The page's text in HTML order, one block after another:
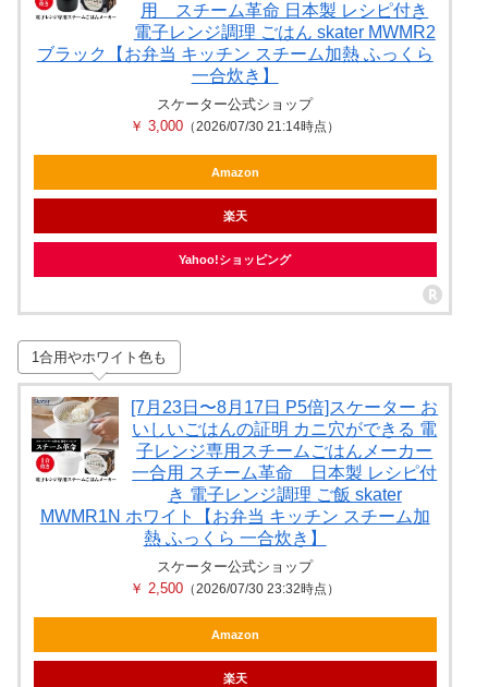
用 スチーム革命 日本製 レシピ付き
電子レンジ調理 ごはん skater MWMR2
ブラック【お弁当 キッチン スチーム加熱 ふっくら
一合炊き】
スケーター公式ショップ
￥ 3,000 （2026/07/30 21:14時点）
Amazon
楽天
Yahoo!ショッピング
1合用やホワイト色も
[7月23日〜8月17日 P5倍]スケーター お
いしいごはんの証明 カニ穴ができる 電
子レンジ専用スチームごはんメーカー
一合用 スチーム革命 日本製 レシピ付
き 電子レンジ調理 ご飯 skater
MWMR1N ホワイト【お弁当 キッチン スチーム加
熱 ふっくら 一合炊き】
スケーター公式ショップ
￥ 2,500 （2026/07/30 23:32時点）
Amazon
楽天